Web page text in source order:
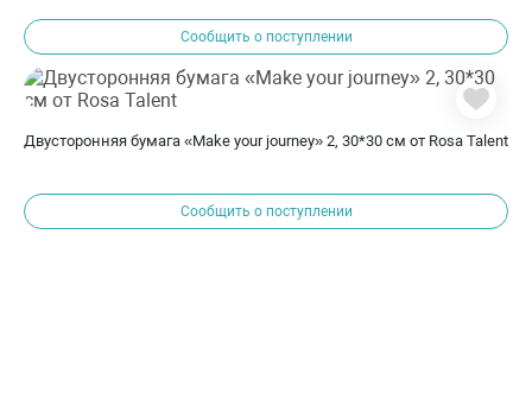
Сообщить о поступлении
Двусторонняя бумага «Make your journey» 2, 30*30 см от Rosa Talent
Сообщить о поступлении